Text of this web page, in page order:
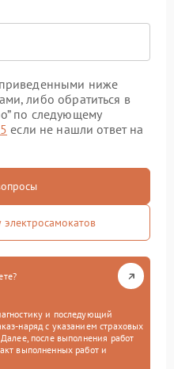
ниже
либо обратиться в
по следующему
если не нашли ответ на
и последующий
наряд с указанием страховых
после выполнения работ
выполненных работ и